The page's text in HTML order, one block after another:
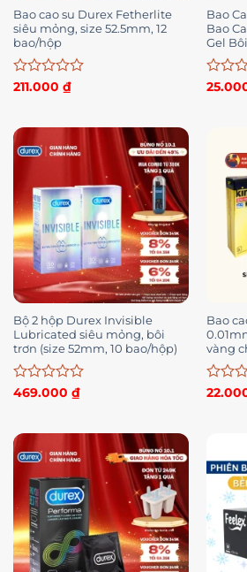
Bao cao su Durex Fetherlite
siêu mỏng, size 52.5mm, 12
bao/hộp
Được
0
5
sao
211.000 ₫
Bao
Bao
Gel
Hộp
Được
Bộ 2 hộp Durex Invisible
Lubricated siêu mỏng, bôi
trơn (size 52mm, 10 bao/hộp)
Được
0
5
sao
469.000 ₫
Bao
vàng
bôi
Được
sao